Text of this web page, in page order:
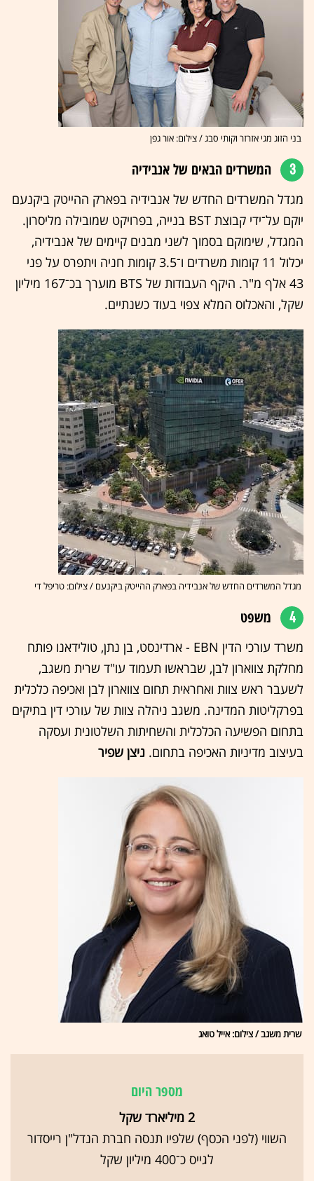
בני הזוג מגי אזרזר וקותי סבג / צילום: אור גפן
3 המשרדים הבאים של אנבידיה
מגדל המשרדים החדש של אנבידיה בפארק ההייטק ביקנעם
יוקם על־ידי קבוצת BST בנייה, בפרויקט שמובילה מליסרון.
המגדל, שימוקם בסמוך לשני מבנים קיימים של אנבידיה,
יכלול 11 קומות משרדים ו־3.5 קומות חניה ויתפרס על פני
43 אלף מ"ר. היקף העבודות של BTS מוערך בכ־167 מיליון
שקל, והאכלוס המלא צפוי בעוד כשנתיים.
מגדל המשרדים החדש של אנבידיה בפארק ההייטק ביקנעם / צילום: טריפל די
4 משפט
משרד עורכי הדין EBN - ארדינסט, בן נתן, טולידאנו פותח
מחלקת צווארון לבן, שבראשו תעמוד עו"ד שרית משגב,
לשעבר ראש צוות ואחראית תחום צווארון לבן ואכיפה כלכלית
בפרקליטות המדינה. משגב ניהלה צוות של עורכי דין בתיקים
בתחום הפשיעה הכלכלית והשחיתות השלטונית ועסקה
בעיצוב מדיניות האכיפה בתחום. ניצן שפיר
שרית משגב / צילום: אייל טואג
מספר היום
2 מיליארד שקל
השווי (לפני הכסף) שלפיו תנסה חברת הנדל"ן רייסדור
לגייס כ־400 מיליון שקל